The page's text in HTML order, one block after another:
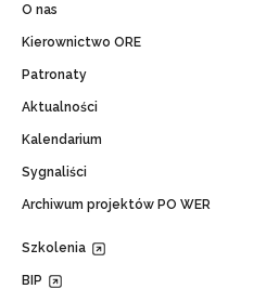
O nas
Kierownictwo ORE
Patronaty
Aktualności
Kalendarium
Sygnaliści
Archiwum projektów PO WER
Szkolenia
BIP